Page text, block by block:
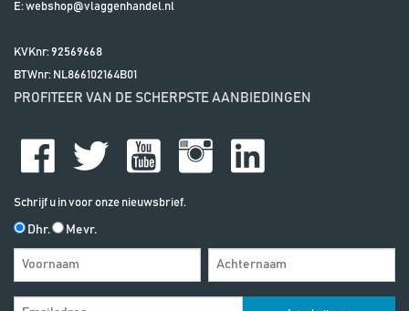
E:webshop@vlaggenhandel.nl
KVKnr: 92569668
BTWnr: NL866102164B01
PROFITEER VAN DE SCHERPSTE AANBIEDINGEN
Schrijf u in voor onze nieuwsbrief.
Dhr. Mevr.